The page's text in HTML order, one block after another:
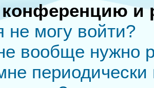
и
не могу войти?
вообще нужно
периодически